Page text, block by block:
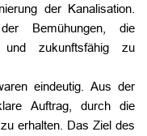
der Kanalisation.
Bemühungen, die
und zukunftsfähig zu
eindeutig. Aus der
Auftrag, durch die
erhalten. Das Ziel des